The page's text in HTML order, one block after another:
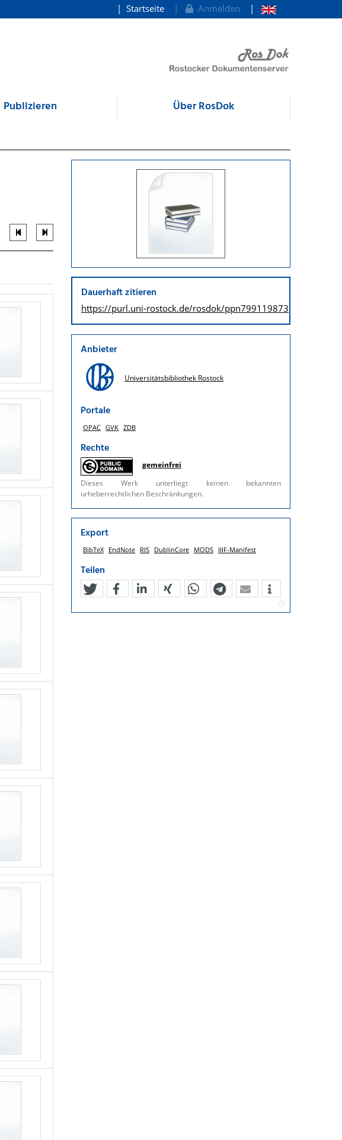
Startseite Anmelden
Publizieren Über RosDok
Dauerhaft zitieren
https://purl.uni-rostock.de/rosdok/ppn799119873
Anbieter
Universitätsbibliothek Rostock
Portale
OPAC GVK ZDB
Rechte
gemeinfrei
Dieses Werk unterliegt keinen bekannten
urheberrechtlichen Beschränkungen.
Export
BibTeX EndNote RIS DublinCore MODS IIIF-Manifest
Teilen